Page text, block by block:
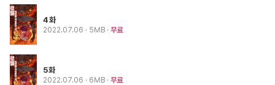
4화
2022.07.06 · 5MB 무료
5화
2022.07.06 · 6MB 무료